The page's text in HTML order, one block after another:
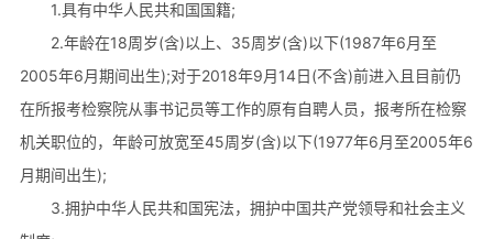
1.具有中华人民共和国国籍;
2.年龄在18周岁(含)以上、35周岁(含)以下(1987年6月至
2005年6月期间出生);对于2018年9月14日(不含)前进入且目前仍
在所报考检察院从事书记员等工作的原有自聘人员，报考所在检察
机关职位的，年龄可放宽至45周岁(含)以下(1977年6月至2005年6
月期间出生);
3.拥护中华人民共和国宪法，拥护中国共产党领导和社会主义